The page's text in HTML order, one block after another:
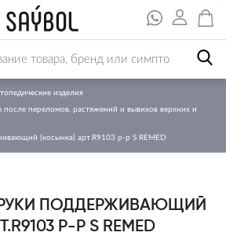
изделия
переломов, растяжений и вывихов верхних и
(косынка) арт.R9103 р-р S REMED
ПОДДЕРЖИВАЮЩИЙ
Р-Р S REMED